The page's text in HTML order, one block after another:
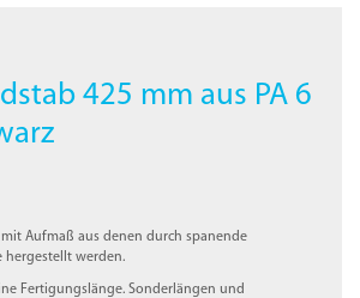
425 mm aus PA 6
mit Aufmaß aus denen durch spanende
hergestellt werden.
Fertigungslänge. Sonderlängen und